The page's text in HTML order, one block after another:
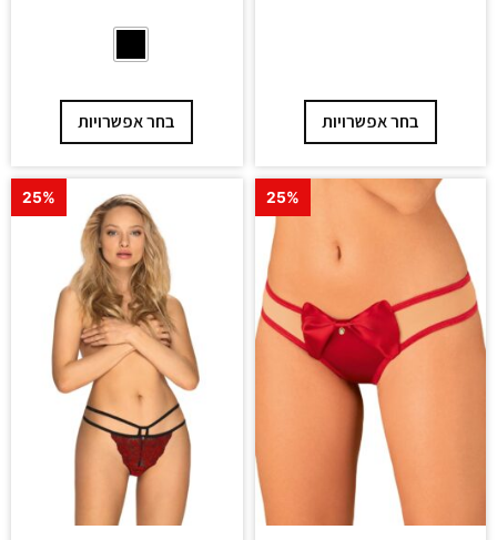
בחר אפשרויות בחר אפשרויות
25%
25%